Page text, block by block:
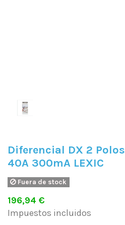
Diferencial DX 2 Polos
40A 300mA LEXIC
Fuera de stock
196,94 €
Impuestos incluidos